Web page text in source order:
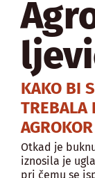
KAKO BI
TREBALA
AGROKOR
Otkad je
iznosila je
pri čemu se